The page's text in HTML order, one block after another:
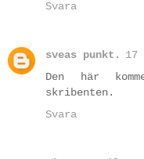
Svara
sveas punkt.
Den här
skribenten.
Svara